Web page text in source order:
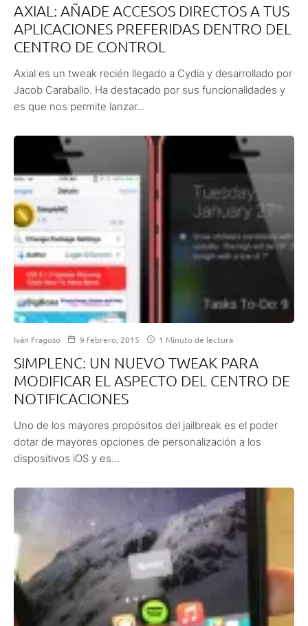
AXIAL: AÑADE ACCESOS DIRECTOS A TUS
APLICACIONES PREFERIDAS DENTRO DEL
CENTRO DE CONTROL
Axial es un tweak recién llegado a Cydia y desarrollado por
Jacob Caraballo. Ha destacado por sus funcionalidades y
es que nos permite lanzar...
Iván Fragoso 9 febrero, 2015 1 Minuto de lectura
SIMPLENC: UN NUEVO TWEAK PARA
MODIFICAR EL ASPECTO DEL CENTRO DE
NOTIFICACIONES
Uno de los mayores propósitos del jailbreak es el poder
dotar de mayores opciones de personalización a los
dispositivos iOS y es...